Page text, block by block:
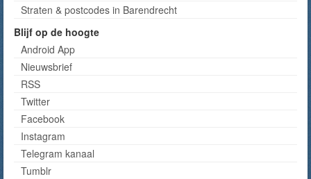
Straten & postcodes in Barendrecht
Blijf op de hoogte
Android App
Nieuwsbrief
RSS
Twitter
Facebook
Instagram
Telegram kanaal
Tumblr